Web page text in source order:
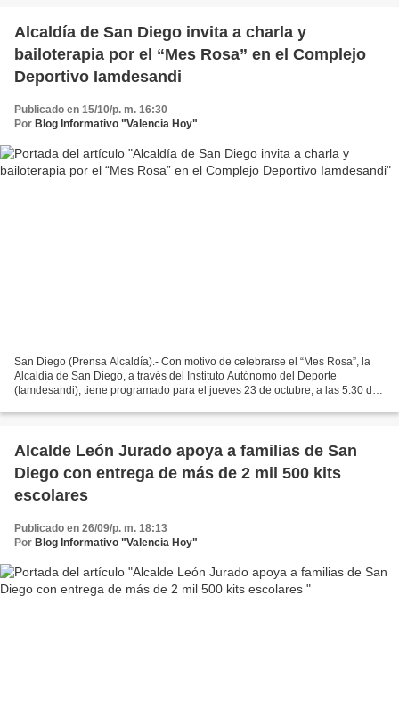
Alcaldía de San Diego invita a charla y
bailoterapia por el “Mes Rosa” en el Complejo
Deportivo Iamdesandi
Publicado en 15/10/p. m. 16:30
Por Blog Informativo "Valencia Hoy"
San Diego (Prensa Alcaldía).- Con motivo de celebrarse el “Mes Rosa”, la
Alcaldía de San Diego, a través del Instituto Autónomo del Deporte
(Iamdesandi), tiene programado para el jueves 23 de octubre, a las 5:30 de
Alcalde León Jurado apoya a familias de San
Diego con entrega de más de 2 mil 500 kits
escolares
Publicado en 26/09/p. m. 18:13
Por Blog Informativo "Valencia Hoy"